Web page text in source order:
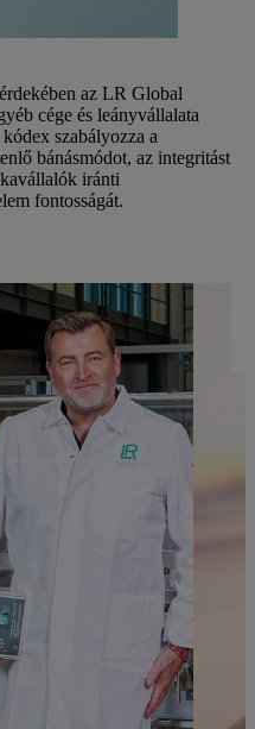
az LR Global
cége és leányvállalata
szabályozza a
bánásmódot, az integritást
iránti
fontosságát.